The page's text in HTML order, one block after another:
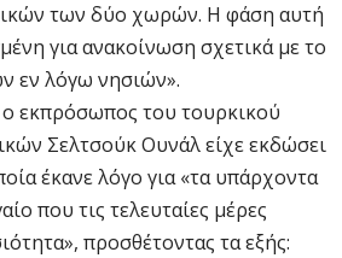
των δύο χωρών. Η φάση αυτή
για ανακοίνωση σχετικά με το
εν λόγω νησιών».
εκπρόσωπος του τουρκικού
Σελτσούκ Ουνάλ είχε εκδώσει
έκανε λόγο για «τα υπάρχοντα
που τις τελευταίες μέρες
προσθέτοντας τα εξής: